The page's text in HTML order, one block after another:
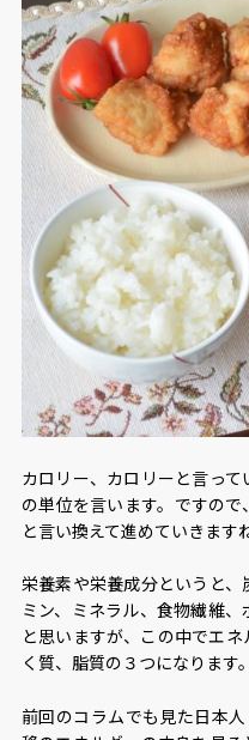
カロリー、カロリーと言っ
の単位を言います。ですの
と言い換えて進めていきます
栄養素や栄養成分というと
ミン、ミネラル、食物繊維
と思いますが、この中でエ
く質、脂質の３つになります。
前回のコラムでも見た日本